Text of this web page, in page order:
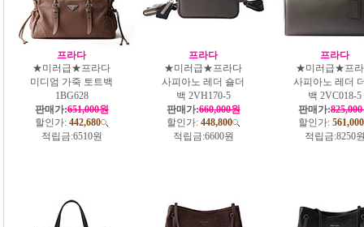
프라다
★미러급★프라다
미디엄 가죽 토트백
1BG628
판매가:651,000원
할인가: 442,680
적립금:6510원
프라다
★미러급★프라다
사피아노 레더 숄더
백 2VH170-5
판매가:660,000원
할인가: 448,800
적립금:6600원
프라다
★미러급★프
사피아노 레더
백 2VC018-5
판매가:
할인가: 561,000
적립금:8250